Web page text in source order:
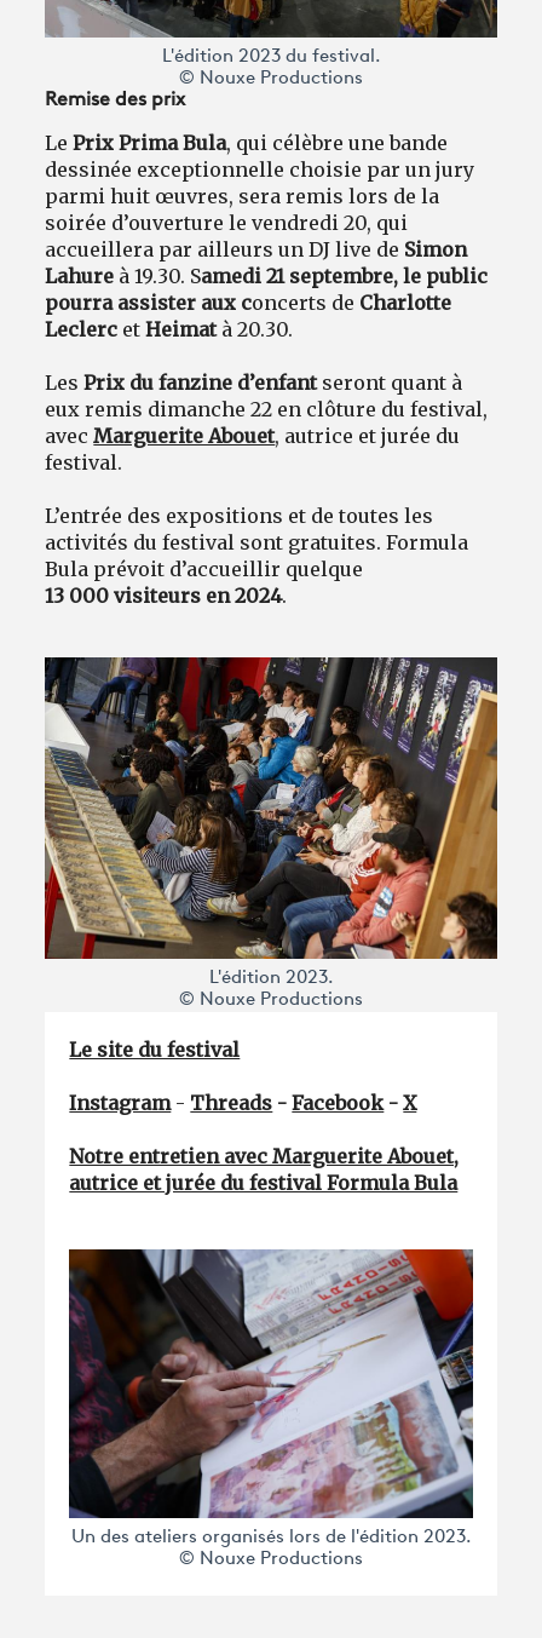
L'édition 2023 du festival.
© Nouxe Productions
Remise des prix
LePrix Prima Bula, qui célèbre une bande
dessinée exceptionnelle choisie par un jury
parmi huit œuvres, sera remis lors de la
soirée d’ouverture le vendredi 20, qui
accueillera par ailleurs un DJ live de Simon
Lahure à 19.30. Samedi 21 septembre, le public
pourra assister aux concerts de Charlotte
Leclerc etHeimat à 20.30.
LesPrix du fanzine d’enfantseront quant à
eux remis dimanche 22 en clôture du festival,
avecMarguerite Abouet, autrice et jurée du
festival.
L’entrée des expositions et de toutes les
activités du festival sont gratuites. Formula
Bula prévoit d’accueillir quelque
13 000 visiteurs en 2024.
L'édition 2023.
© Nouxe Productions
Le site du festival
Instagram- Threads -Facebook-X
Notre entretien avec Marguerite Abouet,
autrice et jurée du festival Formula Bula
Un des ateliers organisés lors de l'édition 2023.
© Nouxe Productions